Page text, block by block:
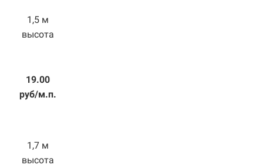
1,5 м
высота
19.00
руб/м.п.
1,7 м
высота